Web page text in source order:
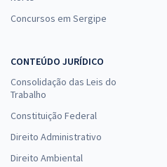
Concursos em Sergipe
CONTEÚDO JURÍDICO
Consolidação das Leis do
Trabalho
Constituição Federal
Direito Administrativo
Direito Ambiental